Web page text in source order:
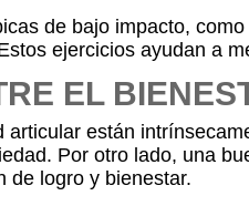
de bajo impacto,
ejercicios ayudan a
EL
articular están
Por otro lado, una
de logro y bienestar.